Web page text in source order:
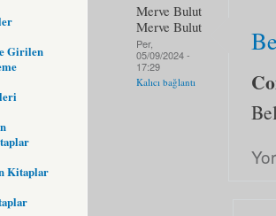
Girilen
Kitaplar
Merve Bulut
Merve Bulut
Per,
05/09/2024 -
17:29
Kalıcı bağlantı